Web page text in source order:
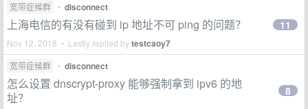
宽带症候群 • disconnect
上海电信的有没有碰到 ip 地址不可 ping 的问题？
Nov 12, 2018 • Lastly replied bytestcaoy7
11
宽带症候群 • disconnect
怎么设置 dnscrypt-proxy 能够强制拿到 ipv6 的地
址？
8